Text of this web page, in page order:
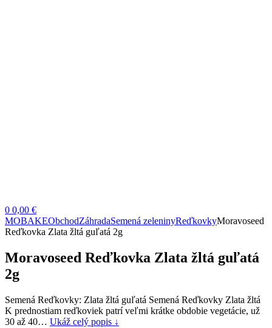
0 0,00 €
MOBAKEObchodZáhradaSemená zeleninyReďkovkyMoravoseed
Reďkovka Zlata žltá guľatá 2g
Moravoseed Reďkovka Zlata žltá guľatá
2g
Semená Reďkovky: Zlata žltá guľatá Semená Reďkovky Zlata žltá
K prednostiam reďkoviek patrí veľmi krátke obdobie vegetácie, už
30 až 40… Ukáž celý popis ↓